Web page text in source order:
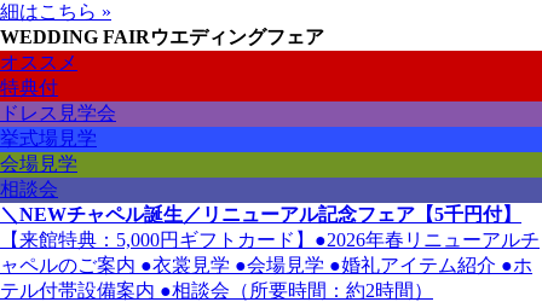
細はこちら »
WEDDING FAIRウエディングフェア
オススメ
特典付
ドレス見学会
挙式場見学
会場見学
相談会
＼NEWチャペル誕生／リニューアル記念フェア【5千円付】
【来館特典：5,000円ギフトカード】●2026年春リニューアルチ
ャペルのご案内 ●衣裳見学 ●会場見学 ●婚礼アイテム紹介 ●ホ
テル付帯設備案内 ●相談会（所要時間：約2時間）